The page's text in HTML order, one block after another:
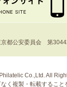
都公安委員会 第
Co.,Ltd. All
く複製・転載すること